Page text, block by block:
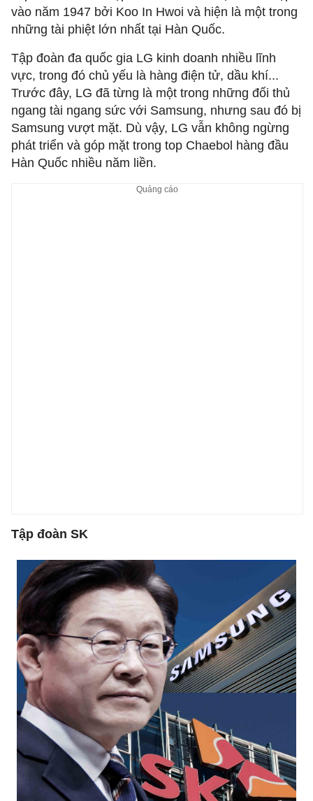
vào năm 1947 bởi Koo In Hwoi và hiện là một trong
những tài phiệt lớn nhất tại Hàn Quốc.
Tập đoàn đa quốc gia LG kinh doanh nhiều lĩnh
vực, trong đó chủ yếu là hàng điện tử, dầu khí...
Trước đây, LG đã từng là một trong những đối thủ
ngang tài ngang sức với Samsung, nhưng sau đó bị
Samsung vượt mặt. Dù vậy, LG vẫn không ngừng
phát triển và góp mặt trong top Chaebol hàng đầu
Hàn Quốc nhiều năm liền.
Tập đoàn SK